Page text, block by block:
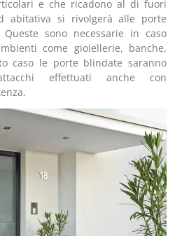
e che ricadono al di fuori
abitativa si rivolgerà alle porte
sono necessarie in caso
come gioiellerie, banche,
caso le porte blindate saranno
effettuati anche con